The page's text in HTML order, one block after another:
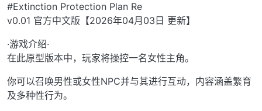
#Extinction Protection Plan Re
v0.01 官方中文版【2026年04月03日 更新】
·游戏介绍·
在此原型版本中，玩家将操控一名女性主角。
你可以召唤男性或女性NPC并与其进行互动，内容涵盖繁育
及多种性行为。